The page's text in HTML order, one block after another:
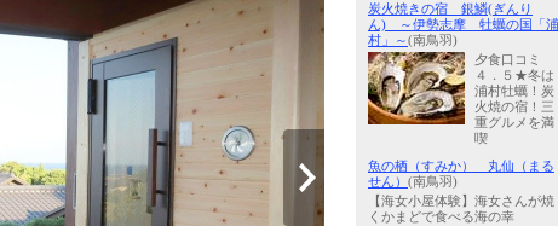
炭火焼きの宿 銀鱗(ぎんり
ん) ～伊勢志摩 牡蠣の国「浦
村」～(南鳥羽)
夕食口コミ
４．５★冬は
浦村牡蠣！炭
火焼の宿！三
重グルメを満
喫
魚の栖（すみか） 丸仙（まる
せん） (南鳥羽)
【海女小屋体験】海女さんが焼
くかまどで食べる海の幸